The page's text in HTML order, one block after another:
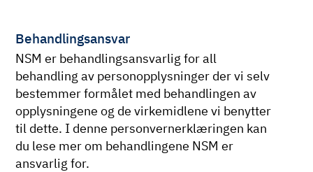
Behandlingsansvar
NSM er behandlingsansvarlig for all
behandling av personopplysninger der vi selv
bestemmer formålet med behandlingen av
opplysningene og de virkemidlene vi benytter
til dette. I denne personvernerklæringen kan
du lese mer om behandlingene NSM er
ansvarlig for.